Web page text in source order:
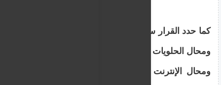
كما حدد القرار ساعات عمل المطاعم والمقاهي
ومحال الحلويات والنوادي الليلية وصالات الألعاب
ومحال الإنترنت ومحطات الوقود، بحيث تنتهي